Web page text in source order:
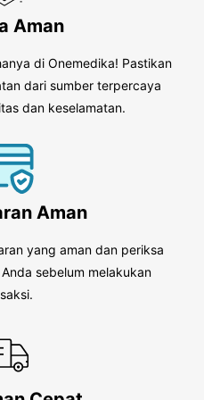
Aman
di Onemedika! Pastikan
dari sumber terpercaya
dan keselamatan.
Aman
yang aman dan periksa
sebelum melakukan